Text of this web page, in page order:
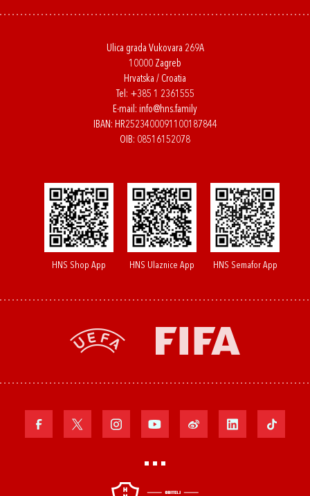
Ulica grada Vukovara 269A
10000 Zagreb
Hrvatska / Croatia
Tel: +385 1 2361555
E-mail: info@hns.family
IBAN: HR2523400091100187844
OIB: 08516152078
HNS Shop App HNS Ulaznice App HNS Semafor App